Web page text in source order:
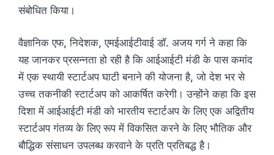
संबोधित किया।
वैज्ञानिक एफ, निदेशक, एमईआईटीवाई डॉ. अजय गर्ग ने कहा कि
यह जानकर प्रसन्नता हो रही है कि आईआईटी मंडी के पास कमांद
में एक स्थायी स्टार्टअप घाटी बनाने की योजना है, जो देश भर से
उच्च तकनीकी स्टार्टअप को आकर्षित करेगी। उन्होंने कहा कि इस
दिशा में आईआईटी मंडी को भारतीय स्टार्टअप के लिए एक अद्वितीय
स्टार्टअप गंतव्य के लिए रूप में विकसित करने के लिए भौतिक और
बौद्धिक संसाधन उपलब्ध करवाने के प्रति प्रतिबद्ध है।